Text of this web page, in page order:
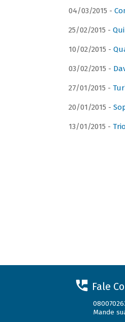
04/03/2015 -
25/02/2015 -
10/02/2015 -
03/02/2015 -
27/01/2015 -
20/01/2015 -
13/01/2015 -
Fale
Mande